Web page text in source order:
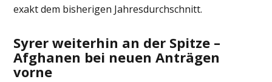
exakt dem bisherigen Jahresdurchschnitt.
Syrer weiterhin an der Spitze –
Afghanen bei neuen Anträgen
vorne